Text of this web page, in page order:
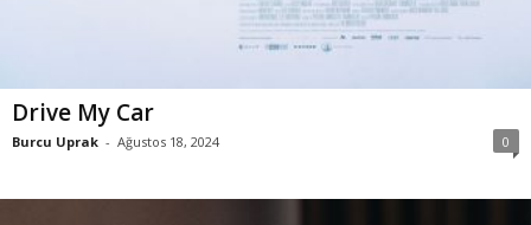
Drive My Car
Burcu Uprak - Ağustos 18, 2024 0